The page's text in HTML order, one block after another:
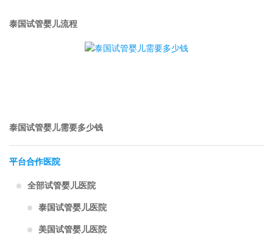
泰国试管婴儿流程
泰国试管婴儿需要多少钱
平台合作医院
全部试管婴儿医院
泰国试管婴儿医院
美国试管婴儿医院